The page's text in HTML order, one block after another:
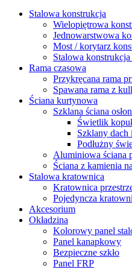
Stalowa konstrukcja
Wielopiętrowa
Jednowarstwowa
Most / korytarz
Stalowa konstrukcja
Rama czasowa
Przykręcana rama
Spawana rama z
Ściana kurtynowa
Szklana ściana
Świetlik
Szklany dach
Podłużny
Aluminiowa ściana
Ściana z kamienia
Stalowa kratownica
Kratownica
Pojedyncza
Akcesorium
Okładzina
Kolorowy panel
Panel kanapkowy
Bezpieczne szkło
Panel FRP